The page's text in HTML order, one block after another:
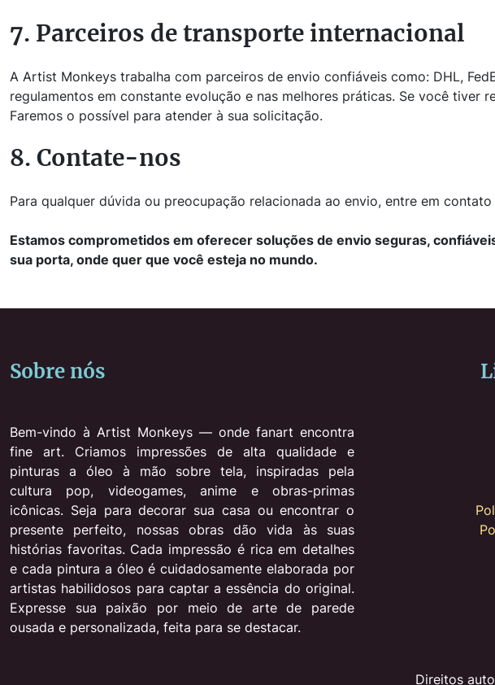
7. Parceiros de transporte internacional
A Artist Monkeys trabalha com parceiros de envio confiáveis como: DHL,
regulamentos em constante evolução e nas melhores práticas. Se você
Faremos o possível para atender à sua solicitação.
8. Contate-nos
Para qualquer dúvida ou preocupação relacionada ao envio, entre em
Estamos comprometidos em oferecer soluções de envio seguras,
sua porta, onde quer que você esteja no mundo.
Sobre nós
Bem-vindo à Artist Monkeys — onde fanart encontra
fine art. Criamos impressões de alta qualidade e
pinturas a óleo à mão sobre tela, inspiradas pela
cultura pop, videogames, anime e obras-primas
icônicas. Seja para decorar sua casa ou encontrar o
presente perfeito, nossas obras dão vida às suas
histórias favoritas. Cada impressão é rica em detalhes
e cada pintura a óleo é cuidadosamente elaborada por
artistas habilidosos para captar a essência do original.
Expresse sua paixão por meio de arte de parede
ousada e personalizada, feita para se destacar.
Direitos